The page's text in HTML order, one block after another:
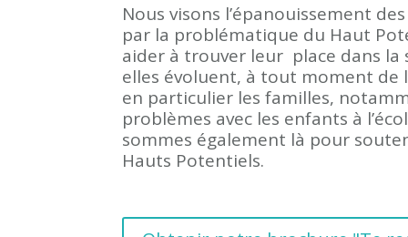
Nous visons l’épanouissement
par la problématique du Haut
aider à trouver leur place dans la
elles évoluent, à tout moment de
en particulier les familles,
problèmes avec les enfants à
sommes également là pour
Hauts Potentiels.